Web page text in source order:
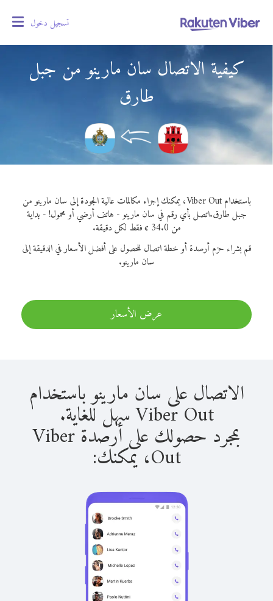
تسجيل دخول
كيفية الاتصال سان مارينو من جبل
طارق
باستخدام Viber Out، يمكنك إجراء مكالمات عالية الجودة إلى سان مارينو من
جبل طارق.اتصل بأي رقم في سان مارينو - هاتف أرضي أو محمول! - بداية
من 34.0 ¢ فقط لكل دقيقة.
قم بشراء حزم أرصدة أو خطة اتصال للحصول على أفضل الأسعار في الدقيقة إلى
سان مارينو.
عرض الأسعار
الاتصال على سان مارينو باستخدام
Viber Out سهل للغاية.
بمجرد حصولك على أرصدة Viber
Out، يمكنك: